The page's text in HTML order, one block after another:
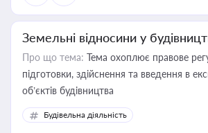
Земельні відносини у
Про що тема: Тема охоплює правове
підготовки, здійснення та введення в
об’єктів будівництва
Будівельна діяльність